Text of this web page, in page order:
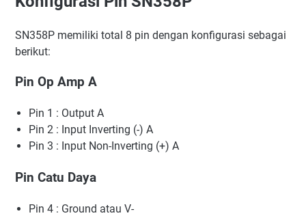
SN358P memiliki total 8 pin dengan konfigurasi sebagai
berikut:
Pin Op Amp A
Pin 1 : Output A
Pin 2 : Input Inverting (-) A
Pin 3 : Input Non-Inverting (+) A
Pin Catu Daya
Pin 4 : Ground atau V-